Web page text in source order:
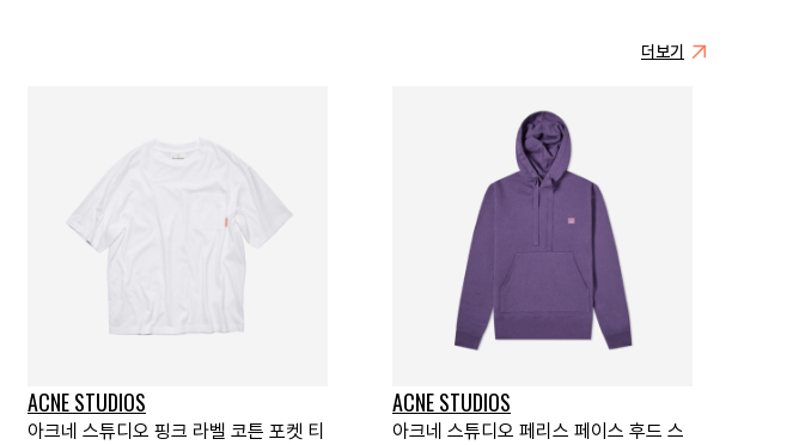
더보기
ACNE STUDIOS
아크네 스튜디오 핑크 라벨 코튼 포켓 티
ACNE STUDIOS
아크네 스튜디오 페리스 페이스 후드 스